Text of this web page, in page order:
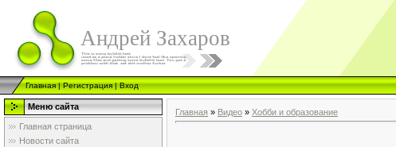
Андрей Захаров
Главная|Регистрация|Вход
Меню сайта
Главная страница
Новости сайта
Главная » Видео » Хобби и образование